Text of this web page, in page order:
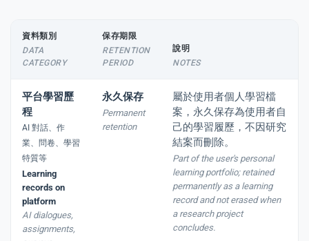
資料類別
DATA
CATEGORY
保存期限
RETENTION
PERIOD
說明
NOTES
平台學習歷
程
AI 對話、作
業、問卷、學習
特質等
Learning
records on
platform
AI dialogues,
assignments,
永久保存
Permanent
retention
屬於使用者個人學習檔
案，永久保存為使用者自
己的學習履歷，不因研究
結案而刪除。
Part of the user's personal
learning portfolio; retained
permanently as a learning
record and not erased when
a research project
concludes.